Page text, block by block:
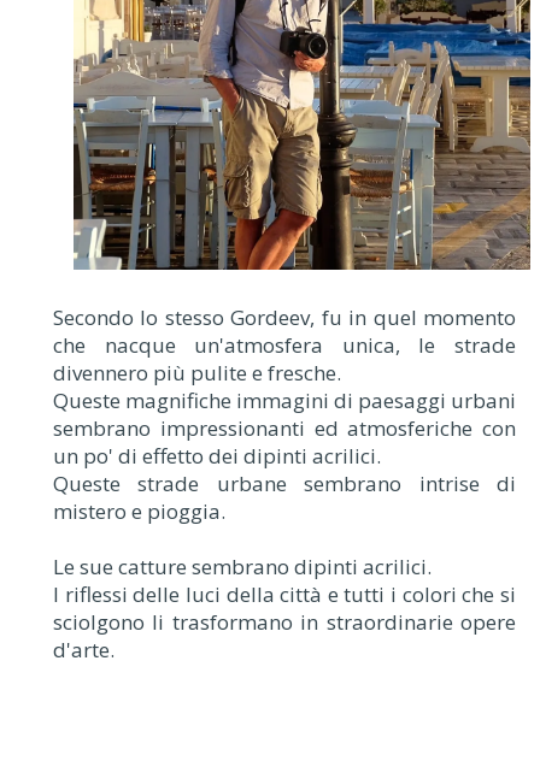
Secondo lo stesso Gordeev, fu in quel momento
che nacque un'atmosfera unica, le strade
divennero più pulite e fresche.
Queste magnifiche immagini di paesaggi urbani
sembrano impressionanti ed atmosferiche con
un po' di effetto dei dipinti acrilici.
Queste strade urbane sembrano intrise di
mistero e pioggia.
Le sue catture sembrano dipinti acrilici.
I riflessi delle luci della città e tutti i colori che si
sciolgono li trasformano in straordinarie opere
d'arte.